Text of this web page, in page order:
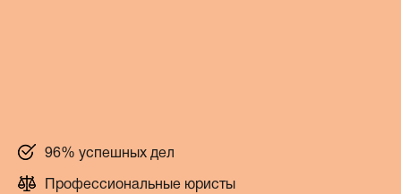
96% успешных дел
Профессиональные юристы